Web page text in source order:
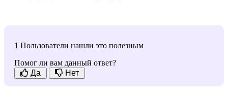
1 Пользователи нашли это полезным
Помог ли вам данный ответ?
Да
Нет